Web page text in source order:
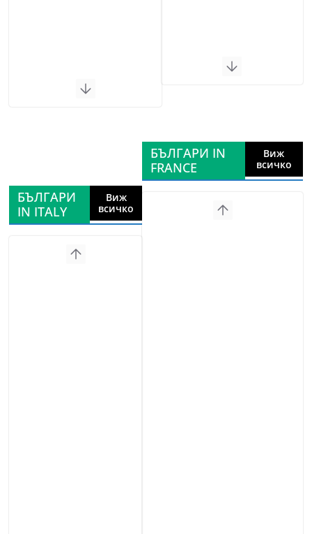
БЪЛГАРИ
IN ITALY
Виж
всичко
БЪЛГАРИ IN
FRANCE
Виж
всичко